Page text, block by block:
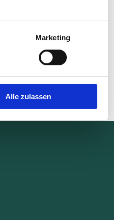
Marketing
Alle zulassen
kontakt@schiller-apart.de
Oder nutzen Sie einfach unser
Kontaktformular.